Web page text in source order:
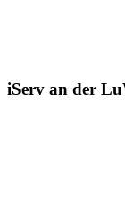
iServ an der